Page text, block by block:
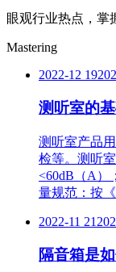
眼观行业热点，掌
Mastering
2022-12 19
测听室的
测听室产品
检等。测听
<60dB（A）
量规范：按
2022-11 21
隔音箱是